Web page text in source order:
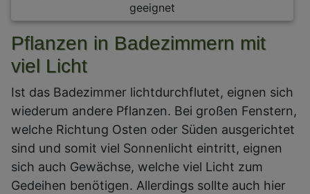
geeignet
Pflanzen in Badezimmern mit
viel Licht
Ist das Badezimmer lichtdurchflutet, eignen sich
wiederum andere Pflanzen. Bei großen Fenstern,
welche Richtung Osten oder Süden ausgerichtet
sind und somit viel Sonnenlicht eintritt, eignen
sich auch Gewächse, welche viel Licht zum
Gedeihen benötigen. Allerdings sollte auch hier